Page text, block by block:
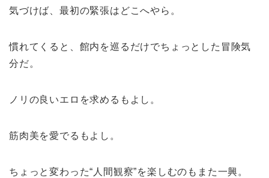
気づけば、最初の緊張はどこへやら。
慣れてくると、館内を巡るだけでちょっとした冒険気
分だ。
ノリの良いエロを求めるもよし。
筋肉美を愛でるもよし。
ちょっと変わった“人間観察”を楽しむのもまた一興。